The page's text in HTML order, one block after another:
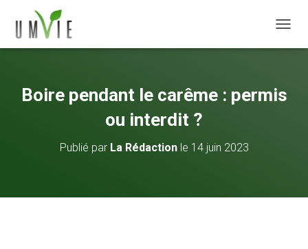
Boire pendant le carême : permis
ou interdit ?
Publié par La Rédactionle 14 juin 2023